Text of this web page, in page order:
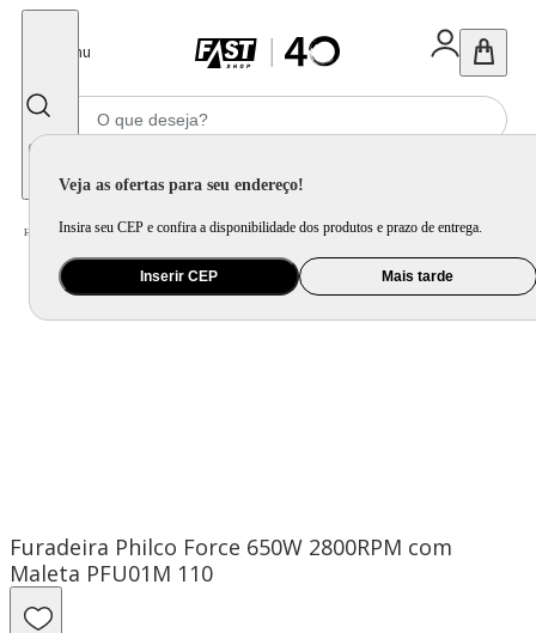
Menu
Veja as ofertas para seu endereço!
Insira seu CEP e confira a disponibilidade dos produtos e prazo de entrega.
Inserir CEP Mais tarde
Home Ferramenta e Jardim / Ferramenta Elétrica / Furadeira Philco Force 650W 2800RPM com Maleta PFU01M
Furadeira Philco Force 650W 2800RPM com
Maleta PFU01M 110